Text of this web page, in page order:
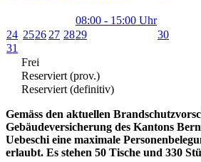
08:00 - 15:00 Uhr
24 2526 27 2829
30
31
Frei
Reserviert (prov.)
Reserviert (definitiv)
Gemäss den aktuellen
Gebäudeversicherung des Kantons
Uebeschi eine maximale
erlaubt. Es stehen 50 Tische und 330